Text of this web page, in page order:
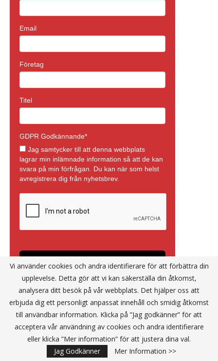
Annons
Vi använder cookies och andra identifierare för att förbättra din
upplevelse. Detta gör att vi kan säkerställa din åtkomst,
analysera ditt besök på vår webbplats. Det hjälper oss att
erbjuda dig ett personligt anpassat innehåll och smidig åtkomst
till användbar information. Klicka på ”Jag godkänner” för att
acceptera vår användning av cookies och andra identifierare
eller klicka ”Mer information” för att justera dina val.
Jag Godkänner
Mer Information >>